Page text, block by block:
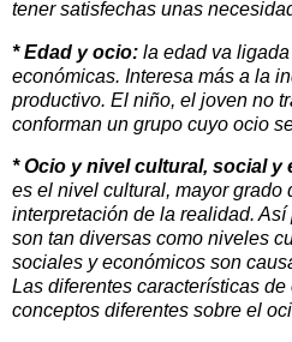
tener satisfechas unas
* Edad y ocio: la edad va
económicas. Interesa más a la
productivo. El niño, el joven no
conforman un grupo cuyo ocio
* Ocio y nivel cultural, social y
es el nivel cultural, mayor grado
interpretación de la realidad.
son tan diversas como niveles
sociales y económicos son
Las diferentes características
conceptos diferentes sobre el